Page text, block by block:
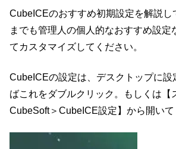
CubeICEのおすすめ初期設定を解説し
までも管理人の個人的なおすすめ設定
てカスタマイズしてください。
CubeICEの設定は、デスクトップに設
ばこれをダブルクリック。もしくは【
CubeSoft＞CubeICE設定】から開いて